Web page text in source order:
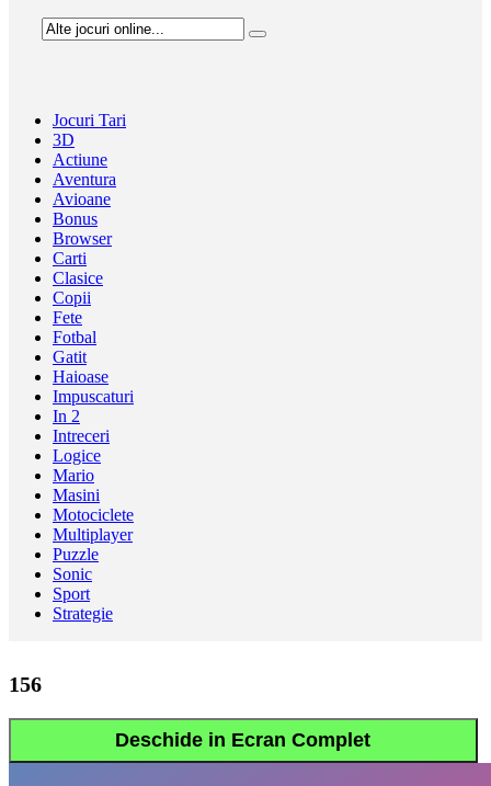
Jocuri Tari
3D
Actiune
Aventura
Avioane
Bonus
Browser
Carti
Clasice
Copii
Fete
Fotbal
Gatit
Haioase
Impuscaturi
In 2
Intreceri
Logice
Mario
Masini
Motociclete
Multiplayer
Puzzle
Sonic
Sport
Strategie
156
Deschide in Ecran Complet